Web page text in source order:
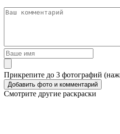
Прикрепите до 3 фотографий
Смотрите другие раскраски